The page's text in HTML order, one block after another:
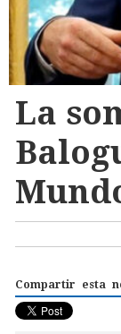
La
Compartir esta